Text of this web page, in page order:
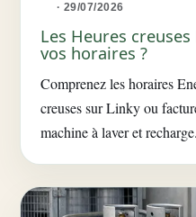
· 29/07/2026
Les Heures
vos horaires ?
Comprenez les horaires
creuses sur Linky ou
machine à laver et recharge.